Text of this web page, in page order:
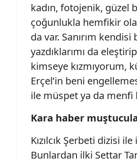
kadın, fotojenik, güzel
çoğunlukla hemfikir
da var. Sanırım
yazdıklarımı da
kimseye kızmıyorum,
Erçel’in beni
ile müspet ya da menfi
Kara haber
Kızılcık Şerbeti dizisi
Bunlardan ilki Settar